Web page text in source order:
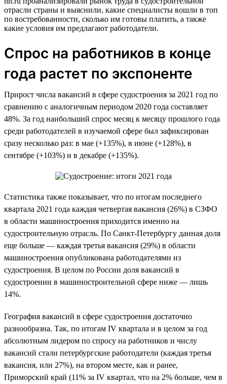
отрасли страны и выяснили, какие специалисты вошли в топ
по востребованности, сколько им готовы платить, а также
какие условия им предлагают работодатели.
Спрос на работников в конце
года растет по экспоненте
Прирост числа вакансий в сфере судостроения за 2021 год по
сравнению с аналогичным периодом 2020 года составляет
48%. За год наибольший спрос месяц к месяцу прошлого года
среди работодателей в изучаемой сфере был зафиксирован
сразу несколько раз: в мае (+135%), в июне (+128%), в
сентябре (+103%) и в декабре (+135%).
Статистика также показывает, что по итогам последнего
квартала 2021 года каждая четвертая вакансия (26%) в СЗФО
в области машиностроения приходится именно на
судостроительную отрасль. По Санкт-Петербургу данная доля
еще больше — каждая третья вакансия (29%) в области
машиностроения опубликована работодателями из
судостроения. В целом по России доля вакансий в
судостроении в машиностроительной сфере ниже — лишь
14%.
География вакансий в сфере судостроения достаточно
разнообразна. Так, по итогам IV квартала и в целом за год
абсолютным лидером по спросу на работников и числу
вакансий стали петербургские работодатели (каждая третья
вакансия, или 27%), на втором месте, как и ранее,
Приморский край (11% за IV квартал, что на 2% больше, чем в